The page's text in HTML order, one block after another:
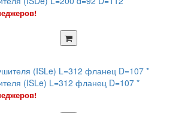
(ISLe) L=312 фланец D=107 *